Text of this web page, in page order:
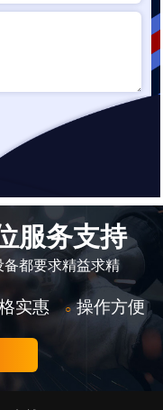
服务支持
备都要求精益求精
实惠 ○ 操作方便